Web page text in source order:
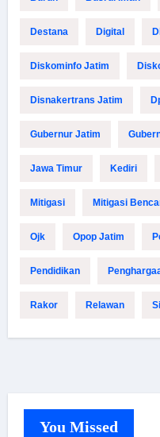
Destana Digital
Diskominfo Jatim
Disnakertrans Jatim
Gubernur Jatim
Jawa Timur Kediri
Mitigasi Mitigasi
Ojk Opop Jatim
Pendidikan
Rakor Relawan
You Missed